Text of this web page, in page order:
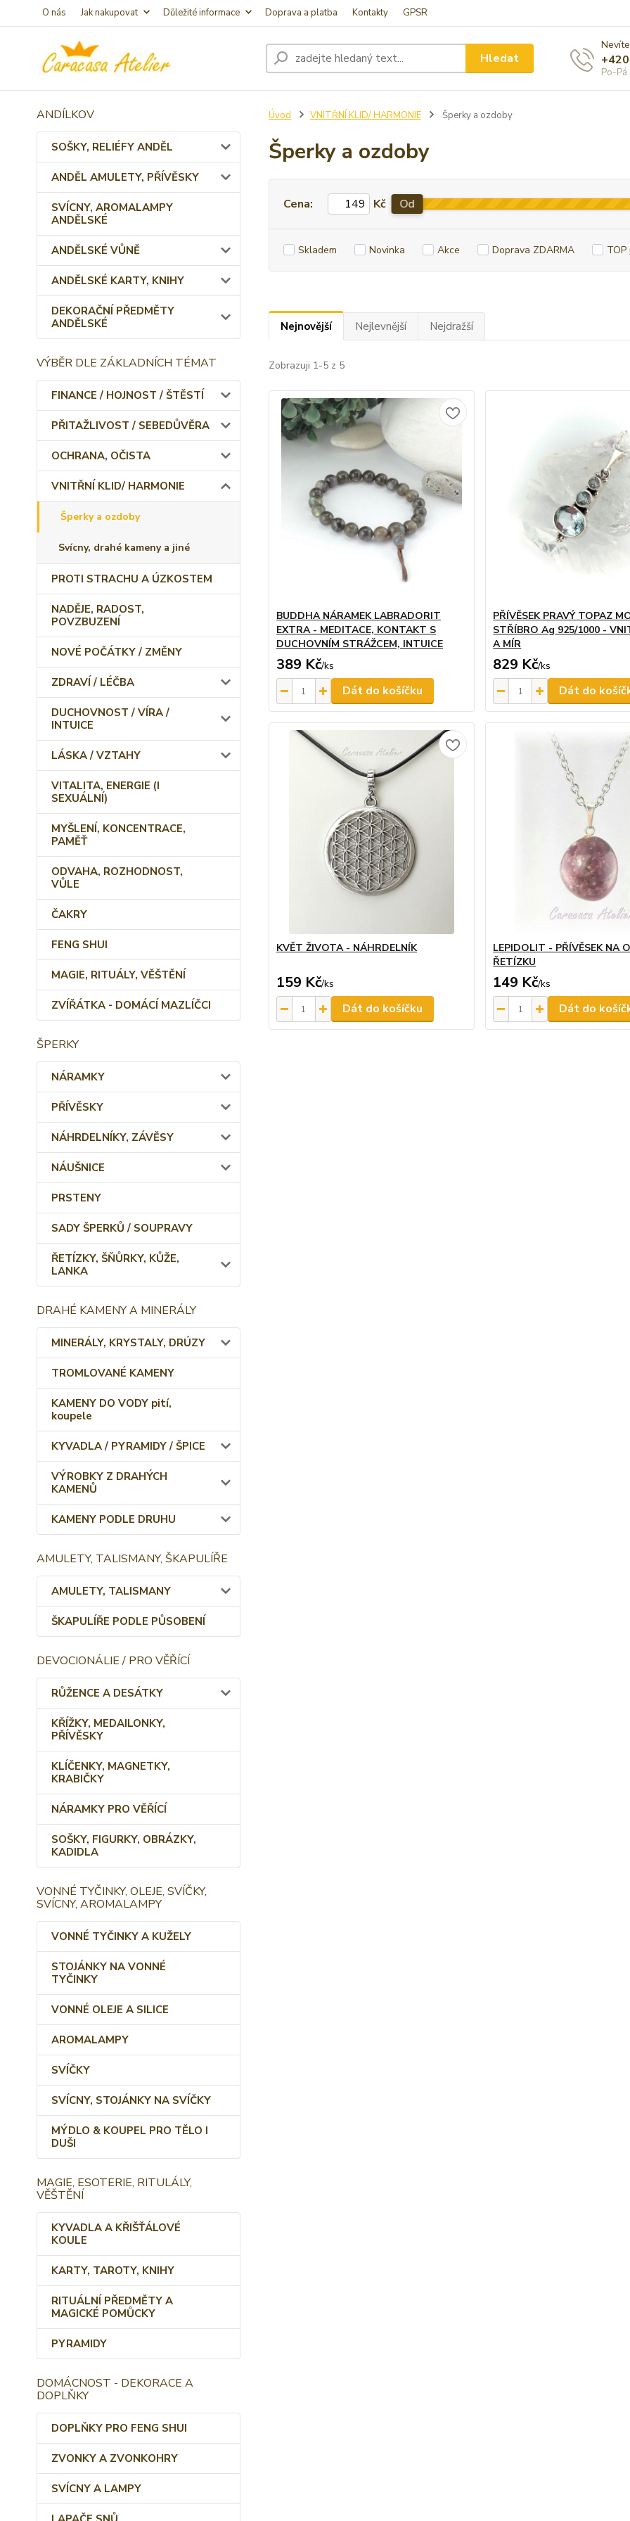
O nás Jak nakupovat Důležité informace Doprava a platba Kontakty GPSR
Hledat
Po-
ANDÍLKOV
SOŠKY, RELIÉFY ANDĚL
ANDĚL AMULETY, PŘÍVĚSKY
SVÍCNY, AROMALAMPY
ANDĚLSKÉ
ANDĚLSKÉ VŮNĚ
ANDĚLSKÉ KARTY, KNIHY
DEKORAČNÍ PŘEDMĚTY
ANDĚLSKÉ
VÝBĚR DLE ZÁKLADNÍCH TÉMAT
FINANCE / HOJNOST / ŠTĚSTÍ
PŘITAŽLIVOST / SEBEDŮVĚRA
OCHRANA, OČISTA
VNITŘNÍ KLID/ HARMONIE
Šperky a ozdoby
Svícny, drahé kameny a jiné
PROTI STRACHU A ÚZKOSTEM
NADĚJE, RADOST,
POVZBUZENÍ
NOVÉ POČÁTKY / ZMĚNY
ZDRAVÍ / LÉČBA
DUCHOVNOST / VÍRA /
INTUICE
LÁSKA / VZTAHY
VITALITA, ENERGIE (I
SEXUÁLNÍ)
MYŠLENÍ, KONCENTRACE,
PAMĚŤ
ODVAHA, ROZHODNOST,
VŮLE
ČAKRY
FENG SHUI
MAGIE, RITUÁLY, VĚŠTĚNÍ
ZVÍŘÁTKA - DOMÁCÍ MAZLÍČCI
ŠPERKY
NÁRAMKY
PŘÍVĚSKY
NÁHRDELNÍKY, ZÁVĚSY
NÁUŠNICE
PRSTENY
SADY ŠPERKŮ / SOUPRAVY
ŘETÍZKY, ŠŇŮRKY, KŮŽE,
LANKA
DRAHÉ KAMENY A MINERÁLY
MINERÁLY, KRYSTALY, DRÚZY
TROMLOVANÉ KAMENY
KAMENY DO VODY pití,
koupele
KYVADLA / PYRAMIDY / ŠPICE
VÝROBKY Z DRAHÝCH
KAMENŮ
KAMENY PODLE DRUHU
AMULETY, TALISMANY, ŠKAPULÍŘE
AMULETY, TALISMANY
ŠKAPULÍŘE PODLE PŮSOBENÍ
DEVOCIONÁLIE / PRO VĚŘÍCÍ
RŮŽENCE A DESÁTKY
KŘÍŽKY, MEDAILONKY,
PŘÍVĚSKY
KLÍČENKY, MAGNETKY,
KRABIČKY
NÁRAMKY PRO VĚŘÍCÍ
SOŠKY, FIGURKY, OBRÁZKY,
KADIDLA
VONNÉ TYČINKY, OLEJE, SVÍČKY,
SVÍCNY, AROMALAMPY
VONNÉ TYČINKY A KUŽELY
STOJÁNKY NA VONNÉ
TYČINKY
VONNÉ OLEJE A SILICE
AROMALAMPY
SVÍČKY
SVÍCNY, STOJÁNKY NA SVÍČKY
MÝDLO & KOUPEL PRO TĚLO I
DUŠI
MAGIE, ESOTERIE, RITULÁLY,
VĚŠTĚNÍ
KYVADLA A KŘIŠŤÁLOVÉ
KOULE
KARTY, TAROTY, KNIHY
RITUÁLNÍ PŘEDMĚTY A
MAGICKÉ POMŮCKY
PYRAMIDY
DOMÁCNOST - DEKORACE A
DOPLŇKY
DOPLŇKY PRO FENG SHUI
ZVONKY A ZVONKOHRY
SVÍCNY A LAMPY
Úvod VNITŘNÍ KLID/ HARMONIE Šperky a ozdoby
Šperky a ozdoby
Cena: Kč Od
Skladem Novinka Akce Doprava ZDARMA
Nejnovější Nejlevnější Nejdražší
Zobrazuji 1-5 z 5
BUDDHA NÁRAMEK LABRADORIT
EXTRA - MEDITACE, KONTAKT S
DUCHOVNÍM STRÁŽCEM, INTUICE
389 Kč/ks
Dát do košíčku
PŘÍVĚSEK PRAVÝ TOPAZ
STŘÍBRO Ag 925/1000 -
A MÍR
829 Kč/ks
Dát do
KVĚT ŽIVOTA - NÁHRDELNÍK
159 Kč/ks
Dát do košíčku
LEPIDOLIT - PŘÍVĚSEK NA
ŘETÍZKU
149 Kč/ks
Dát do